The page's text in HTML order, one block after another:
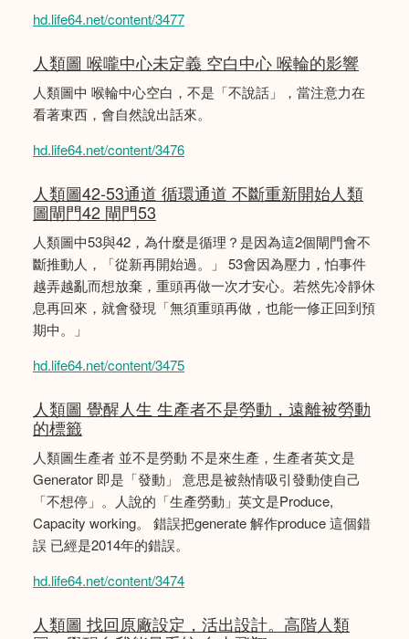
hd.life64.net/content/3477
人類圖 喉嚨中心未定義 空白中心 喉輪的影響
人類圖中 喉輪中心空白，不是「不說話」，當注意力在
看著東西，會自然說出話來。
hd.life64.net/content/3476
人類圖42-53通道 循環通道 不斷重新開始人類
圖閘門42 閘門53
人類圖中53與42，為什麼是循理？是因為這2個閘門會不
斷推動人，「從新再開始過。」 53會因為壓力，怕事件
越弄越亂而想放棄，重頭再做一次才安心。若然先冷靜休
息再回來，就會發現「無須重頭再做，也能一修正回到預
期中。」
hd.life64.net/content/3475
人類圖 覺醒人生 生產者不是勞動，遠離被勞動
的標籤
人類圖生產者 並不是勞動 不是來生產，生產者英文是
Generator 即是「發動」 意思是被熱情吸引發動使自己
「不想停」。人說的「生產勞動」英文是Produce,
Capacity working。 錯誤把generate 解作produce 這個錯
誤 已經是2014年的錯誤。
hd.life64.net/content/3474
人類圖 找回原廠設定，活出設計。高階人類